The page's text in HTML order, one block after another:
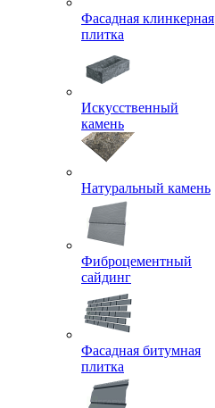
Фасадная клинкерная
плитка
Искусственный
камень
Натуральный камень
Фиброцементный
сайдинг
Фасадная битумная
плитка